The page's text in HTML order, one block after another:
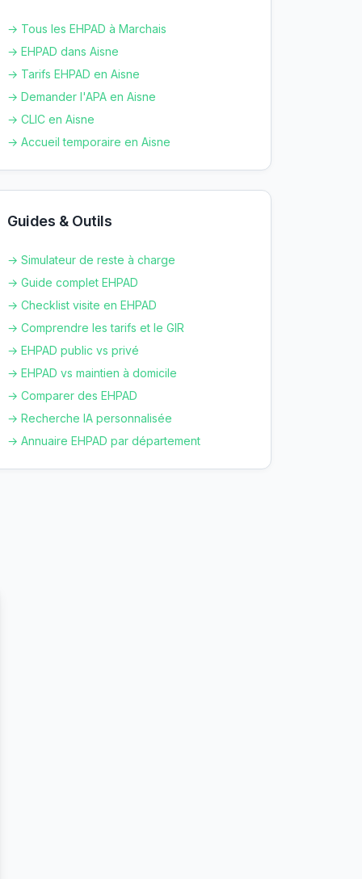
→ Tous les EHPAD à Marchais
→ EHPAD dans Aisne
→ Tarifs EHPAD en Aisne
→ Demander l'APA en Aisne
→ CLIC en Aisne
→ Accueil temporaire en Aisne
Guides & Outils
→ Simulateur de reste à charge
→ Guide complet EHPAD
→ Checklist visite en EHPAD
→ Comprendre les tarifs et le GIR
→ EHPAD public vs privé
→ EHPAD vs maintien à domicile
→ Comparer des EHPAD
→ Recherche IA personnalisée
→ Annuaire EHPAD par département